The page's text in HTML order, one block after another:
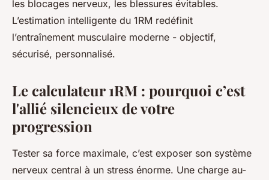
les blocages nerveux, les blessures évitables.
L’estimation intelligente du 1RM redéfinit
l’entraînement musculaire moderne - objectif,
sécurisé, personnalisé.
Le calculateur 1RM : pourquoi c’est
l'allié silencieux de votre
progression
Tester sa force maximale, c’est exposer son système
nerveux central à un stress énorme. Une charge au-